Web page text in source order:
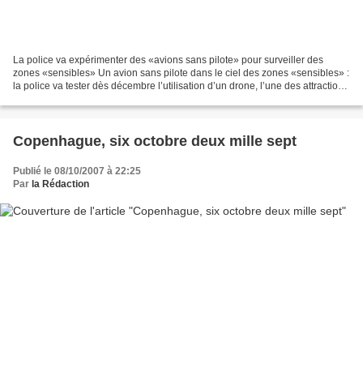
La police va expérimenter des «avions sans pilote» pour surveiller des
zones «sensibles» Un avion sans pilote dans le ciel des zones «sensibles» :
la police va tester dès décembre l’utilisation d’un drone, l’une des attractions
Copenhague, six octobre deux mille sept
Publié le 08/10/2007 à 22:25
Par la Rédaction